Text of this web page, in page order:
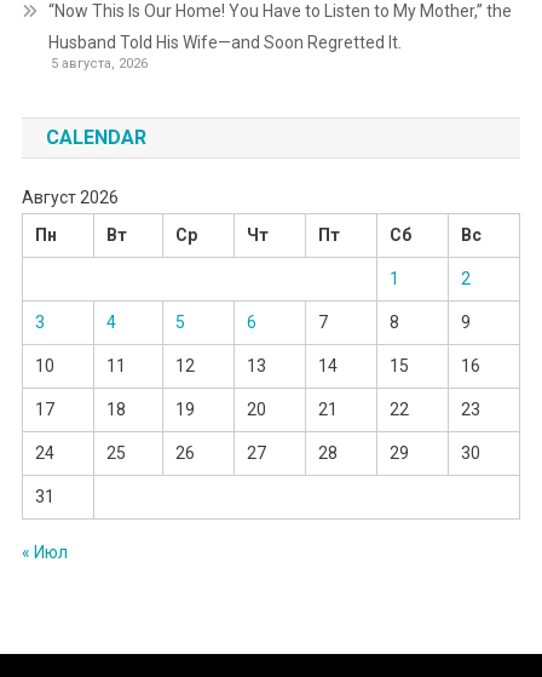
“Now This Is Our Home! You Have to Listen to My Mother,” the
Husband Told His Wife—and Soon Regretted It.
5 августа, 2026
CALENDAR
Август 2026
Пн
Вт Ср Чт Пт Сб Вс
1 2
3 4 5 6 7 8 9
10 11 12 13 14 15 16
17 18 19 20 21 22 23
24 25 26 27 28 29 30
31
« Июл